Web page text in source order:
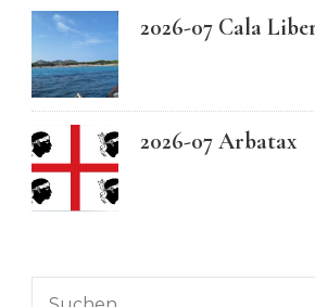
2026-07 Cala
2026-07 Arbatax
Suchen